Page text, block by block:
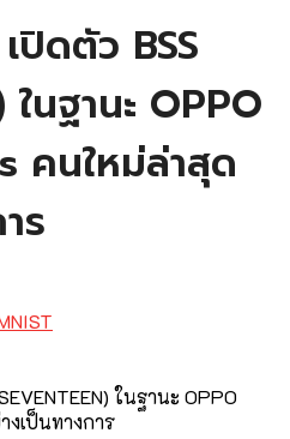
ปิดตัว BSS
ในฐานะ OPPO
คนใหม่ล่าสุด
ร